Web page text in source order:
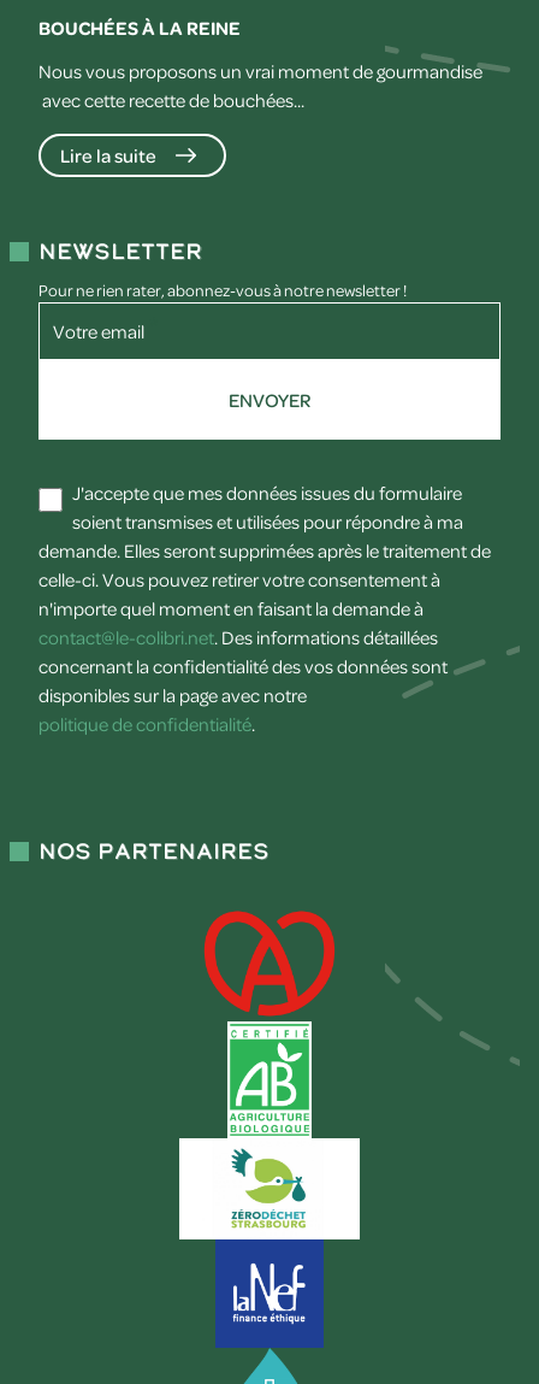
BOUCHÉES À LA REINE
Nous vous proposons un vrai moment de gourmandise
avec cette recette de bouchées...
Lire la suite
Newsletter
Pour ne rien rater, abonnez-vous à notre newsletter !
Votre email
ENVOYER
J'accepte que mes données issues du formulaire
soient transmises et utilisées pour répondre à ma
demande. Elles seront supprimées après le traitement de
celle-ci. Vous pouvez retirer votre consentement à
n'importe quel moment en faisant la demande à
contact@le-colibri.net. Des informations détaillées
concernant la confidentialité des vos données sont
disponibles sur la page avec notre
politique de confidentialité.
Nos partenaires